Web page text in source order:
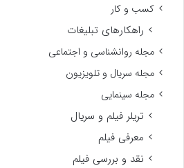
کسب و کار
راهکارهای تبلیغات
مجله روانشناسی و اجتماعی
مجله سریال و تلویزیون
مجله سینمایی
تریلر فیلم و سریال
معرفی فیلم
نقد و بررسی فیلم